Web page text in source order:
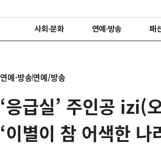
사회·문화 연예·방송 패
연예·방송연예/방송
‘응급실’ 주인공 izi(
‘이별이 참 어색한 나